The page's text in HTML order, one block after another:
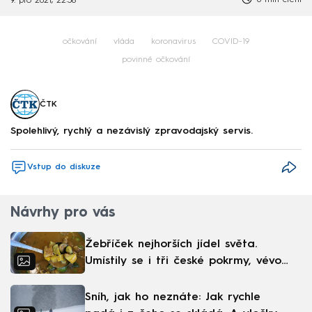
očkování vláda koronavirus COVID-19
povinné očkování
ČTK
Spolehlivý, rychlý a nezávislý zpravodajský servis.
Vstup do diskuze
Návrhy pro vás
Žebříček nejhorších jídel světa.
Umístily se i tři české pokrmy, vévodí
Sníh, jak ho neznáte: Jak rychle